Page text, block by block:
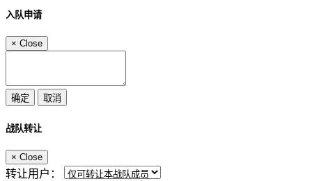
入队申请
× Close
战队转让
× Close
转让用户：